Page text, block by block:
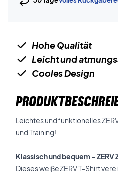
Hohe Qualität
Leicht und
Cooles Design
Leichtes und funktionelles
und Training!
Klassisch und bequem –
Dieses weiße ZERV T-Shirt